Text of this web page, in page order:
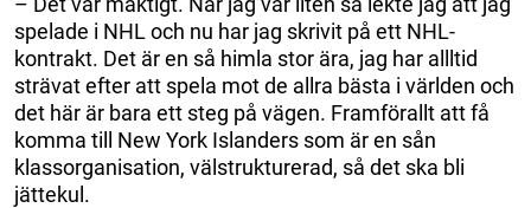
spelade i NHL och nu har jag skrivit på ett NHL-
kontrakt. Det är en så himla stor ära, jag har allltid
strävat efter att spela mot de allra bästa i världen och
det här är bara ett steg på vägen. Framförallt att få
komma till New York Islanders som är en sån
klassorganisation, välstrukturerad, så det ska bli
jättekul.